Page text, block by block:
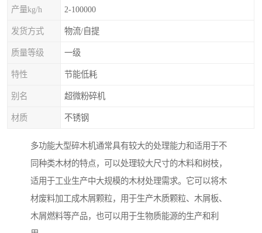
产量kg/h 2-100000
发货方式 物流/自提
质量等级 一级
特性 节能低耗
别名 超微粉碎机
材质 不锈钢
多功能大型碎木机通常具有较大的处理能力和适用于不
同种类木材的特点，可以处理较大尺寸的木料和树枝，
适用于工业生产中大规模的木材处理需求。它可以将木
材废料加工成木屑颗粒，用于生产木质颗粒、木屑板、
木屑燃料等产品，也可以用于生物质能源的生产和利